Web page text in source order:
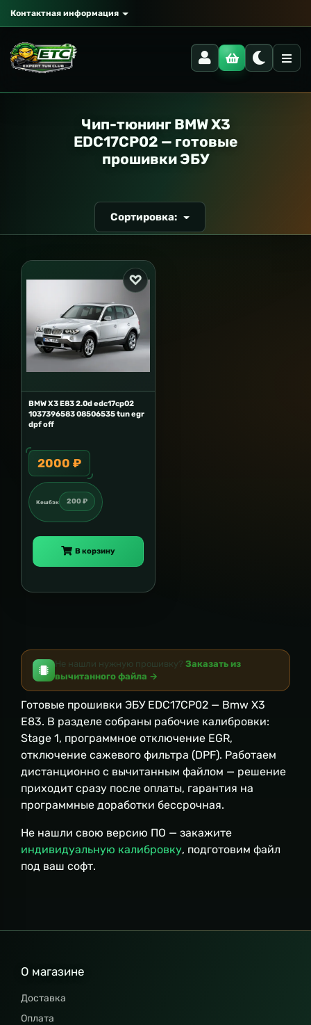
Контактная информация
Чип-тюнинг BMW X3
EDC17CP02 — готовые
прошивки ЭБУ
Сортировка:
BMW X3 E83 2.0d edc17cp02
1037396583 08506535 tun egr
dpf off
2000 ₽
Кешбэк 200 ₽
В корзину
Не нашли нужную прошивку? Заказать из
вычитанного файла →
Готовые прошивки ЭБУ EDC17CP02 — Bmw X3
E83. В разделе собраны рабочие калибровки:
Stage 1, программное отключение EGR,
отключение сажевого фильтра (DPF). Работаем
дистанционно с вычитанным файлом — решение
приходит сразу после оплаты, гарантия на
программные доработки бессрочная.
Не нашли свою версию ПО — закажите
индивидуальную калибровку, подготовим файл
под ваш софт.
О магазине
Доставка
Оплата